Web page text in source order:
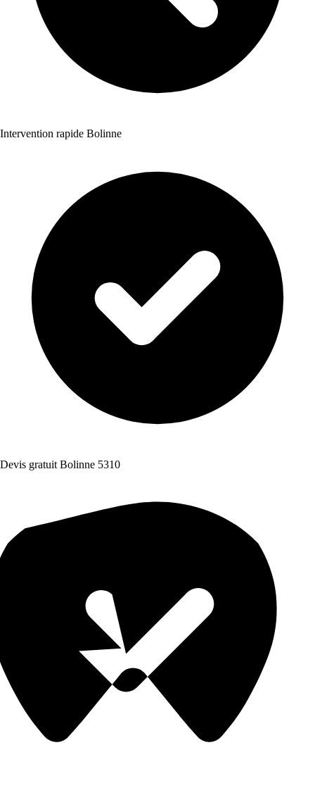
Intervention rapide Bolinne
Devis gratuit Bolinne 5310